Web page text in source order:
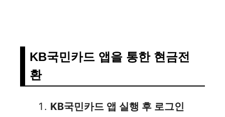
KB국민카드 앱을 통한 현금전
환
KB국민카드 앱 실행 후 로그인